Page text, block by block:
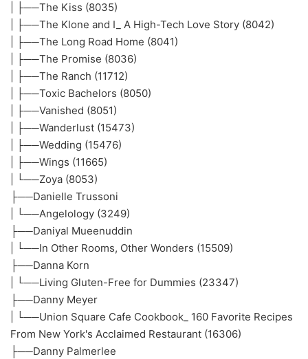
| ├──The Kiss (8035)
| ├──The Klone and I_ A High-Tech Love Story (8042)
| ├──The Long Road Home (8041)
| ├──The Promise (8036)
| ├──The Ranch (11712)
| ├──Toxic Bachelors (8050)
| ├──Vanished (8051)
| ├──Wanderlust (15473)
| ├──Wedding (15476)
| ├──Wings (11665)
| └──Zoya (8053)
├──Danielle Trussoni
| └──Angelology (3249)
├──Daniyal Mueenuddin
| └──In Other Rooms, Other Wonders (15509)
├──Danna Korn
| └──Living Gluten-Free for Dummies (23347)
├──Danny Meyer
| └──Union Square Cafe Cookbook_ 160 Favorite Recipes
From New York's Acclaimed Restaurant (16306)
├──Danny Palmerlee